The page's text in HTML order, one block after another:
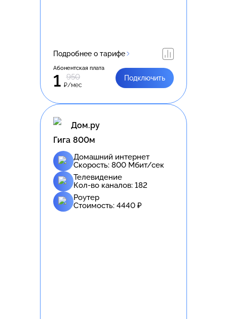
Подробнее о тарифе
Абонентская плата
1 950
₽/мес
Подключить
Дом.ру
Гига 800м
Домашний интернет
Скорость: 800 Мбит/сек
Телевидение
Кол-во каналов: 182
Роутер
Стоимость: 4440 ₽